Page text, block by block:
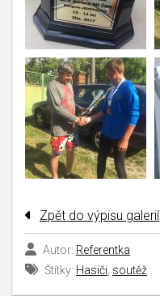
Zpět do výpisu galerií
Autor: Referentka
Štítky: Hasiči soutěž